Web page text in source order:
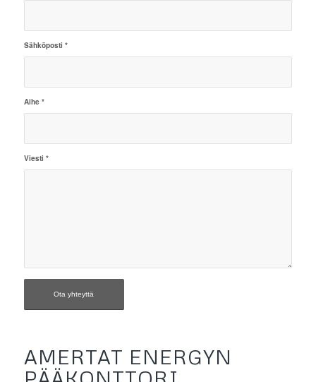
Sähköposti *
Aihe *
Viesti *
AMERTAT ENERGYN